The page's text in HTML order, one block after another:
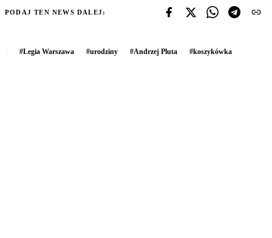
PODAJ TEN NEWS DALEJ:
#Legia Warszawa #urodziny #Andrzej Pluta #koszykówka